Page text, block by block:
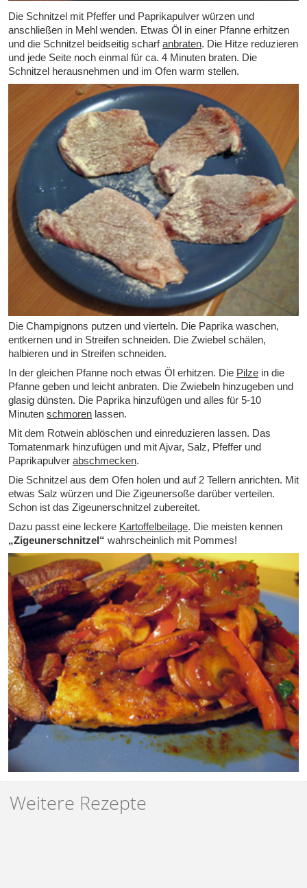
Die Schnitzel mit Pfeffer und Paprikapulver würzen und
anschließen in Mehl wenden. Etwas Öl in einer Pfanne erhitzen
und die Schnitzel beidseitig scharfanbraten. Die Hitze reduzieren
und jede Seite noch einmal für ca. 4 Minuten braten. Die
Schnitzel herausnehmen und im Ofen warm stellen.
Die Champignons putzen und vierteln. Die Paprika waschen,
entkernen und in Streifen schneiden. Die Zwiebel schälen,
halbieren und in Streifen schneiden.
In der gleichen Pfanne noch etwas Öl erhitzen. Die Pilze in die
Pfanne geben und leicht anbraten. Die Zwiebeln hinzugeben und
glasig dünsten. Die Paprika hinzufügen und alles für 5-10
Minuten schmoren lassen.
Mit dem Rotwein ablöschen und einreduzieren lassen. Das
Tomatenmark hinzufügen und mit Ajvar, Salz, Pfeffer und
Paprikapulver abschmecken.
Die Schnitzel aus dem Ofen holen und auf 2 Tellern anrichten. Mit
etwas Salz würzen und Die Zigeunersoße darüber verteilen.
Schon ist das Zigeunerschnitzel zubereitet.
Dazu passt eine leckere Kartoffelbeilage. Die meisten kennen
„Zigeunerschnitzel“ wahrscheinlich mit Pommes!
Weitere Rezepte